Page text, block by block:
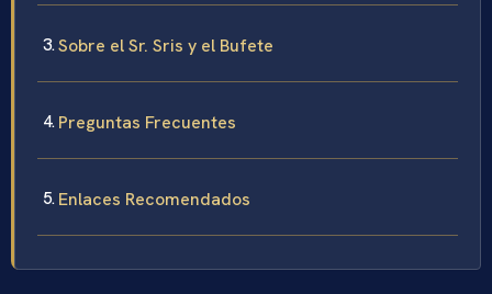
Sobre el Sr. Sris y el Bufete
Preguntas Frecuentes
Enlaces Recomendados